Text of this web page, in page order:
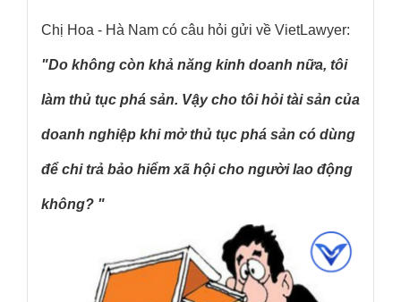
Chị Hoa - Hà Nam có câu hỏi gửi về VietLawyer:
"Do không còn khả năng kinh doanh nữa, tôi
làm thủ tục phá sản. Vậy cho tôi hỏi tài sản của
doanh nghiệp khi mở thủ tục phá sản có dùng
để chi trả bảo hiểm xã hội cho người lao động
không? "